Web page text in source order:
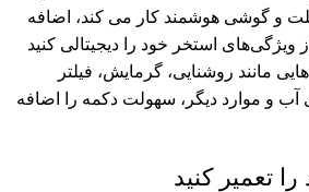
و گوشی هوشمند کار می کند، اضافه
ویژگی‌های استخر خود را دیجیتالی کنید
مانند روشنایی، گرمایش، فیلتر
آب و موارد دیگر، سهولت دکمه را اضافه
تعمیر کنید